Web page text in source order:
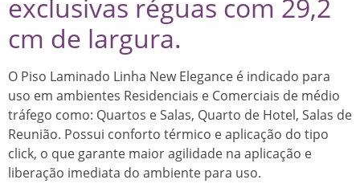
exclusivas réguas com 29,2
cm de largura.
O Piso Laminado Linha New Elegance é indicado para
uso em ambientes Residenciais e Comerciais de médio
tráfego como: Quartos e Salas, Quarto de Hotel, Salas de
Reunião. Possui conforto térmico e aplicação do tipo
click, o que garante maior agilidade na aplicação e
liberação imediata do ambiente para uso.